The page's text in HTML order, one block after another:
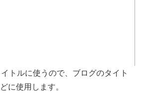
トルに使うので、ブログのタイト
に使用します。